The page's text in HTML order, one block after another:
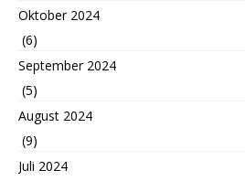
Oktober 2024
(6)
September 2024
(5)
August 2024
(9)
Juli 2024